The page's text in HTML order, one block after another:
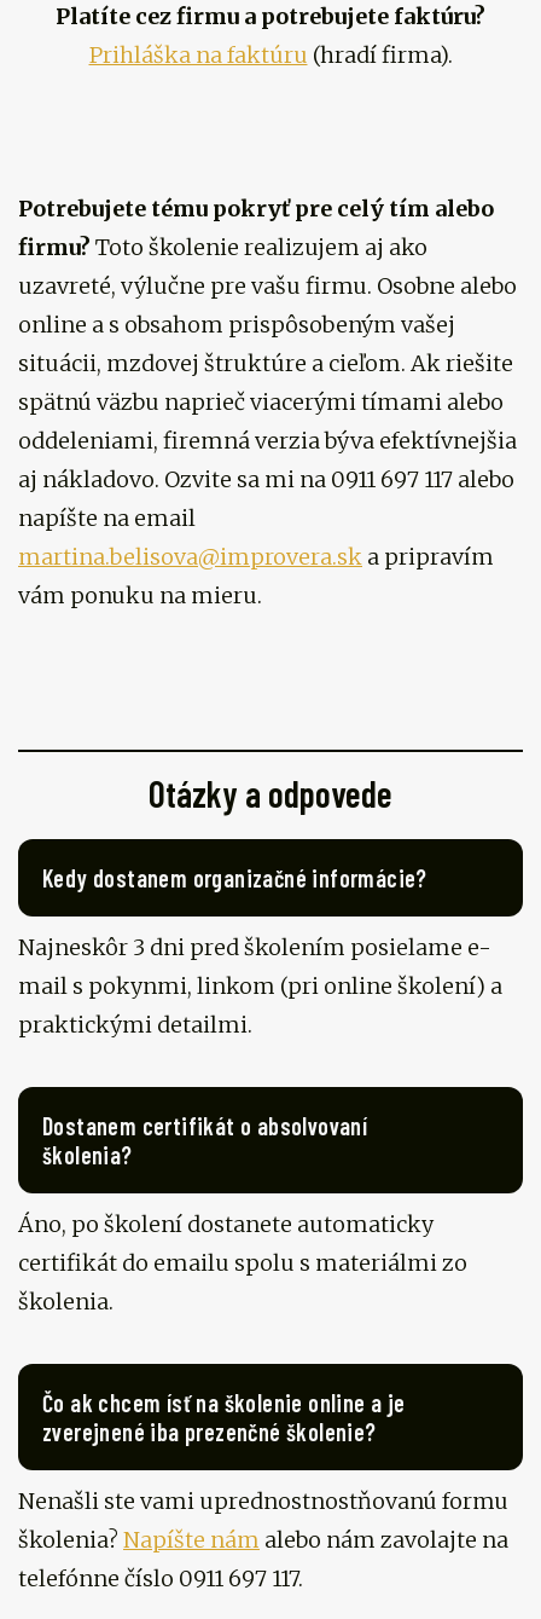
Platíte cez firmu a potrebujete faktúru?
Prihláška na faktúru (hradí firma).
Potrebujete tému pokryť pre celý tím alebo
firmu? Toto školenie realizujem aj ako
uzavreté, výlučne pre vašu firmu. Osobne alebo
online a s obsahom prispôsobeným vašej
situácii, mzdovej štruktúre a cieľom. Ak riešite
spätnú väzbu naprieč viacerými tímami alebo
oddeleniami, firemná verzia býva efektívnejšia
aj nákladovo. Ozvite sa mi na 0911 697 117 alebo
napíšte na email
martina.belisova@improvera.sk a pripravím
vám ponuku na mieru.
Otázky a odpovede
Kedy dostanem organizačné informácie?
Najneskôr 3 dni pred školením posielame e-
mail s pokynmi, linkom (pri online školení) a
praktickými detailmi.
Dostanem certifikát o absolvovaní
školenia?
Áno, po školení dostanete automaticky
certifikát do emailu spolu s materiálmi zo
školenia.
Čo ak chcem ísť na školenie online a je
zverejnené iba prezenčné školenie?
Nenašli ste vami uprednostnostňovanú formu
školenia? Napíšte nám alebo nám zavolajte na
telefónne číslo 0911 697 117.